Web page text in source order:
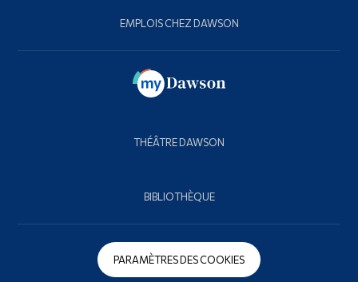
EMPLOIS CHEZ DAWSON
THÉÂTRE DAWSON
BIBLIOTHÈQUE
PARAMÈTRES DES COOKIES